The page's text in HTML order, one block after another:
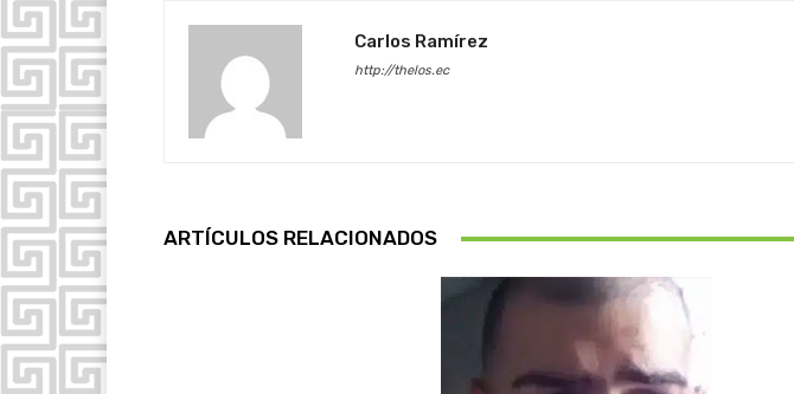
Carlos Ramírez
http://thelos.ec
ARTÍCULOS RELACIONADOS